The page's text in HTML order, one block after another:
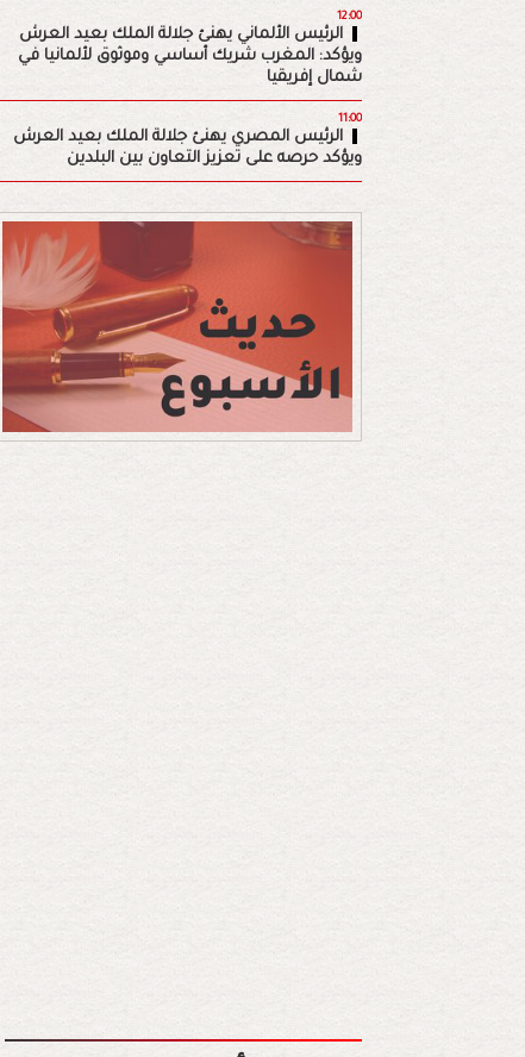
12:00
الرئيس الألماني يهنئ جلالة الملك بعيد العرش
ويؤكد: المغرب شريك أساسي وموثوق لألمانيا في
شمال إفريقيا
11:00
الرئيس المصري يهنئ جلالة الملك بعيد العرش
ويؤكد حرصه على تعزيز التعاون بين البلدين